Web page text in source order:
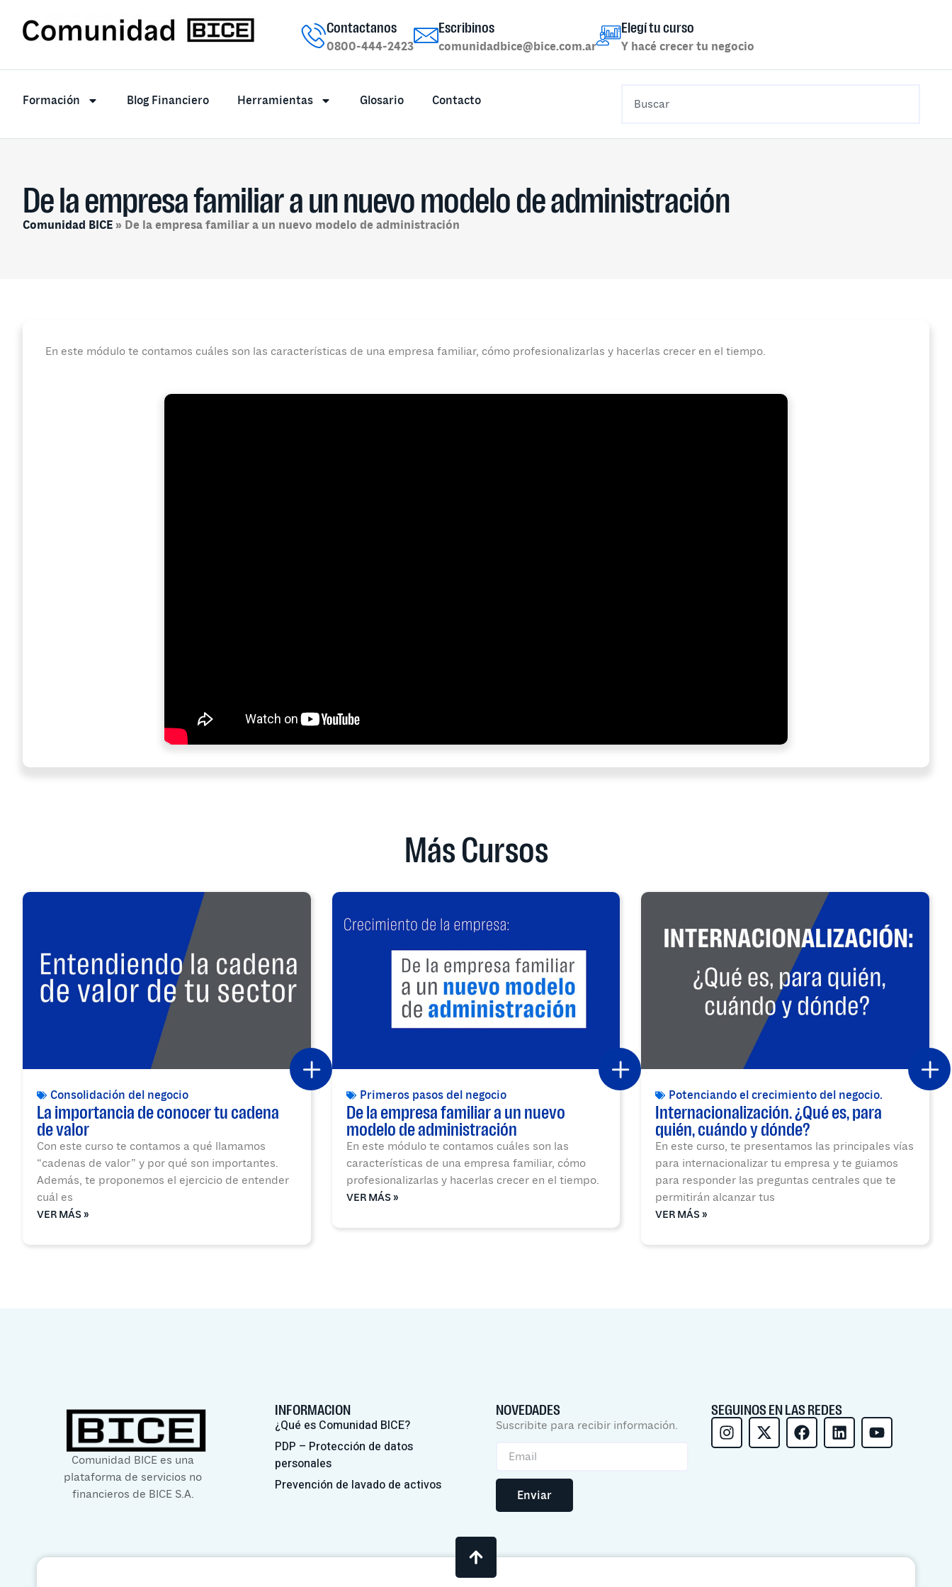
Contactanos
0800-444-2423
Escribinos
comunidadbice@bice.com.ar
Elegí tu curso
Y hacé crecer tu negocio
Formación Blog Financiero Herramientas Glosario Contacto
De la empresa familiar a un nuevo modelo de administración
Comunidad BICE » De la empresa familiar a un nuevo modelo de administración
En este módulo te contamos cuáles son las características de una empresa familiar, cómo profesionalizarlas y hacerlas crecer en el tiempo.
Más Cursos
Consolidación del negocio
La importancia de conocer tu cadena
de valor
Con este curso te contamos a qué llamamos
“cadenas de valor” y por qué son importantes.
Además, te proponemos el ejercicio de entender
cuál es
VER MÁS »
Primeros pasos del negocio
De la empresa familiar a un nuevo
modelo de administración
En este módulo te contamos cuáles son las
características de una empresa familiar, cómo
profesionalizarlas y hacerlas crecer en el tiempo.
VER MÁS »
Potenciando el crecimiento del negocio.
Internacionalización. ¿Qué es, para
quién, cuándo y dónde?
En este curso, te presentamos las principales vías
para internacionalizar tu empresa y te guiamos
para responder las preguntas centrales que te
permitirán alcanzar tus
VER MÁS »
Comunidad BICE es una
plataforma de servicios no
financieros de BICE S.A.
INFORMACION
¿Qué es Comunidad BICE?
PDP – Protección de datos
personales
Prevención de lavado de activos
NOVEDADES
Suscribite para recibir información.
Enviar
SEGUINOS EN LAS REDES